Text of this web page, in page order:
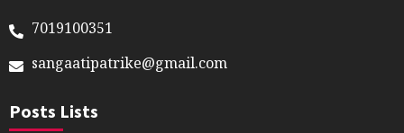
7019100351
sangaatipatrike@gmail.com
Posts Lists